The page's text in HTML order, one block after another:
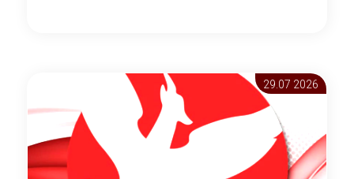
29.07 2026